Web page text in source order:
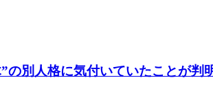
の別人格に気付いていたことが